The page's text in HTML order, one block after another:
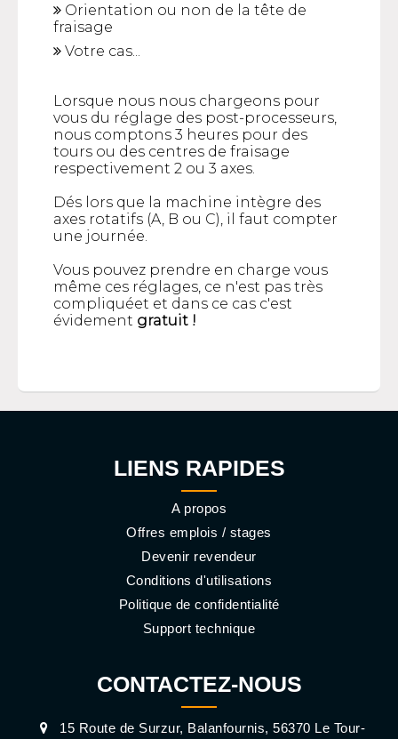
Orientation ou non de la tête de
fraisage
Votre cas...
Lorsque nous nous chargeons pour
vous du réglage des post-processeurs,
nous comptons 3 heures pour des
tours ou des centres de fraisage
respectivement 2 ou 3 axes.
Dés lors que la machine intègre des
axes rotatifs (A, B ou C), il faut compter
une journée.
Vous pouvez prendre en charge vous
même ces réglages, ce n'est pas très
compliquéet et dans ce cas c'est
évidement gratuit !
LIENS RAPIDES
A propos
Offres emplois / stages
Devenir revendeur
Conditions d'utilisations
Politique de confidentialité
Support technique
CONTACTEZ-NOUS
15 Route de Surzur, Balanfournis, 56370 Le Tour-